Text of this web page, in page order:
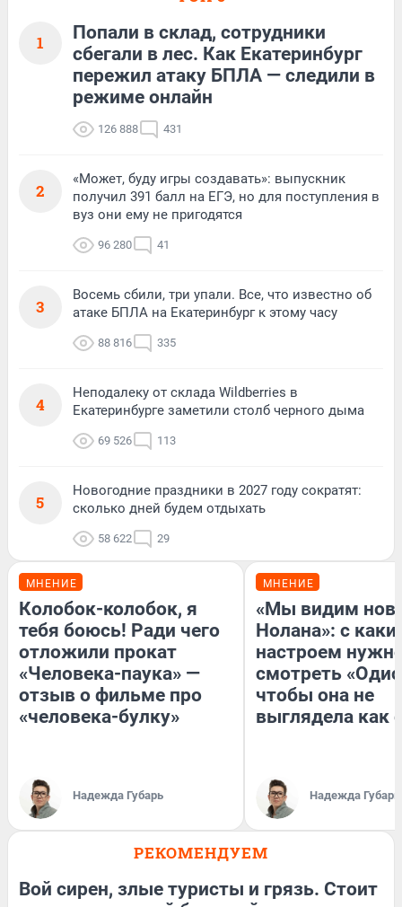
1
Попали в склад, сотрудники
сбегали в лес. Как Екатеринбург
пережил атаку БПЛА — следили в
режиме онлайн
126 888 431
2
«Может, буду игры создавать»: выпускник
получил 391 балл на ЕГЭ, но для поступления в
вуз они ему не пригодятся
96 280 41
3
Восемь сбили, три упали. Все, что известно об
атаке БПЛА на Екатеринбург к этому часу
88 816 335
4
Неподалеку от склада Wildberries в
Екатеринбурге заметили столб черного дыма
69 526 113
5
Новогодние праздники в 2027 году сократят:
сколько дней будем отдыхать
58 622 29
МНЕНИЕ
Колобок-колобок, я
тебя боюсь! Ради чего
отложили прокат
«Человека-паука» —
отзыв о фильме про
«человека-булку»
Надежда Губарь
МНЕНИЕ
«Мы видим
Нолана»: с
настроем
смотреть
чтобы она не
выглядела как
Надежда Губарь
РЕКОМЕНДУЕМ
Вой сирен, злые туристы и грязь. Стоит